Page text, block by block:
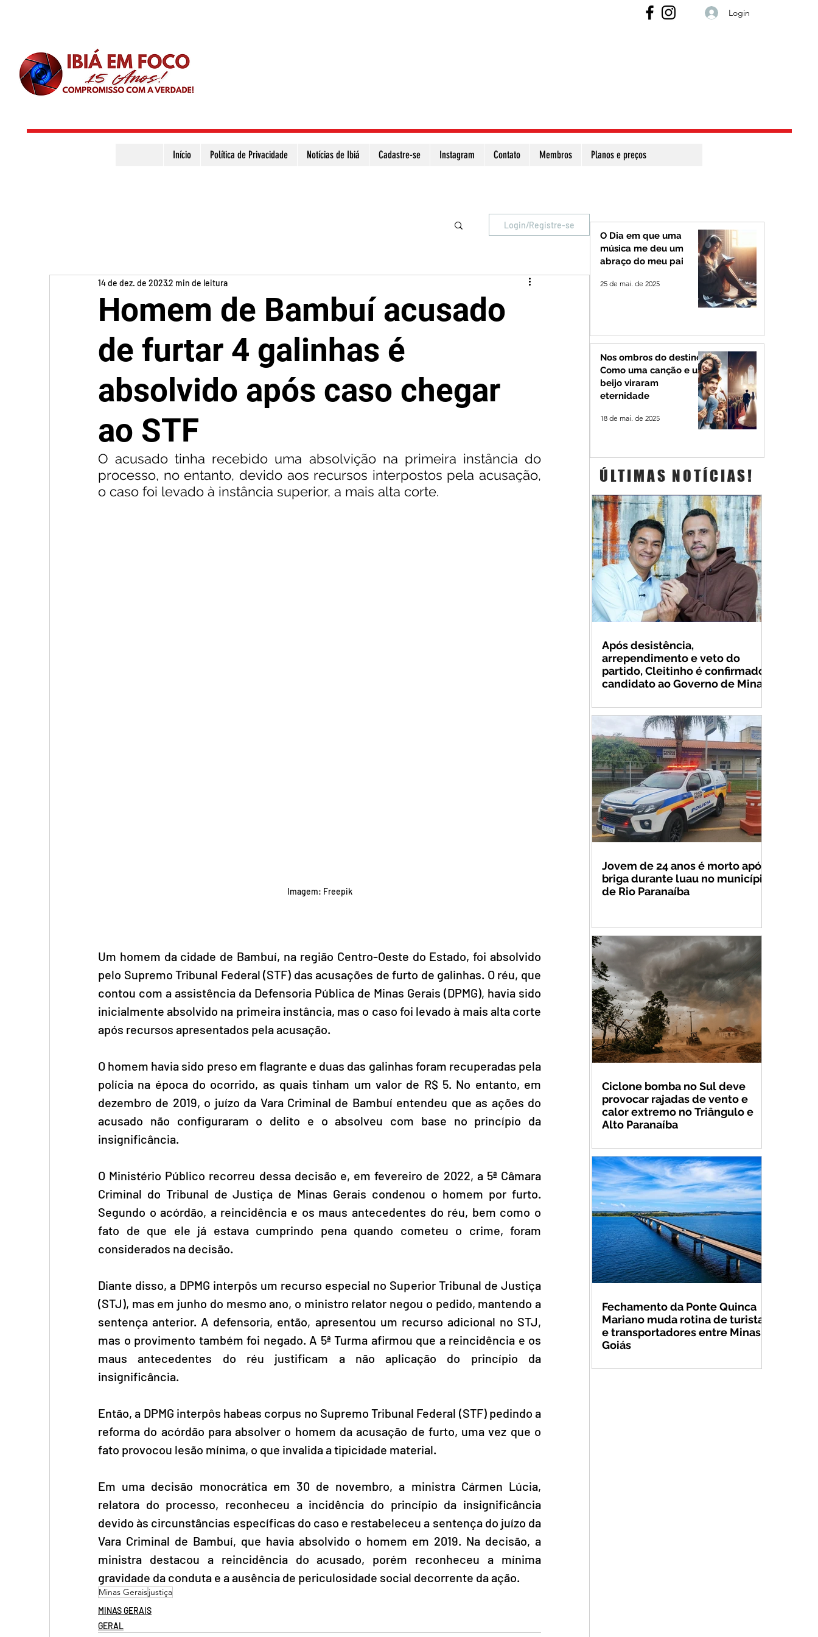
Login
Início Política de Privacidade Notícias de Ibiá Cadastre-se Instagram Contato Membros Planos e preços
Login/Registre-se
Homem de Bambuí acusado
de furtar 4 galinhas é
absolvido após caso chegar
ao STF
14 de dez. de 20232 min de leitura
O acusado tinha recebido uma absolvição na primeira instância do
processo, no entanto, devido aos recursos interpostos pela acusação,
o caso foi levado à instância superior, a mais alta corte.
Imagem: Freepik
Um homem da cidade de Bambuí, na região Centro-Oeste do Estado, foi absolvido
pelo Supremo Tribunal Federal (STF) das acusações de furto de galinhas. O réu, que
contou com a assistência da Defensoria Pública de Minas Gerais (DPMG), havia sido
inicialmente absolvido na primeira instância, mas o caso foi levado à mais alta corte
após recursos apresentados pela acusação.
O homem havia sido preso em flagrante e duas das galinhas foram recuperadas pela
polícia na época do ocorrido, as quais tinham um valor de R$ 5. No entanto, em
dezembro de 2019, o juízo da Vara Criminal de Bambuí entendeu que as ações do
acusado não configuraram o delito e o absolveu com base no princípio da
insignificância.
O Ministério Público recorreu dessa decisão e, em fevereiro de 2022, a 5ª Câmara
Criminal do Tribunal de Justiça de Minas Gerais condenou o homem por furto.
Segundo o acórdão, a reincidência e os maus antecedentes do réu, bem como o
fato de que ele já estava cumprindo pena quando cometeu o crime, foram
considerados na decisão.
Diante disso, a DPMG interpôs um recurso especial no Superior Tribunal de Justiça
(STJ), mas em junho do mesmo ano, o ministro relator negou o pedido, mantendo a
sentença anterior. A defensoria, então, apresentou um recurso adicional no STJ,
mas o provimento também foi negado. A 5ª Turma afirmou que a reincidência e os
maus antecedentes do réu justificam a não aplicação do princípio da
insignificância.
Então, a DPMG interpôs habeas corpus no Supremo Tribunal Federal (STF) pedindo a
reforma do acórdão para absolver o homem da acusação de furto, uma vez que o
fato provocou lesão mínima, o que invalida a tipicidade material.
Em uma decisão monocrática em 30 de novembro, a ministra Cármen Lúcia,
relatora do processo, reconheceu a incidência do princípio da insignificância
devido às circunstâncias específicas do caso e restabeleceu a sentença do juízo da
Vara Criminal de Bambuí, que havia absolvido o homem em 2019. Na decisão, a
ministra destacou a reincidência do acusado, porém reconheceu a mínima
gravidade da conduta e a ausência de periculosidade social decorrente da ação.
Minas Geraisjustiça
MINAS GERAIS
GERAL
O Dia em que uma
música me deu um
abraço do meu pai
25 de mai. de 2025
Nos ombros do destino:
Como uma canção e um
beijo viraram
eternidade
18 de mai. de 2025
ÚLTIMAS NOTÍCIAS!
Após desistência,
arrependimento e veto do
partido, Cleitinho é confirmado
candidato ao Governo de Minas
Jovem de 24 anos é morto após
briga durante luau no município
de Rio Paranaíba
Ciclone bomba no Sul deve
provocar rajadas de vento e
calor extremo no Triângulo e
Alto Paranaíba
Fechamento da Ponte Quinca
Mariano muda rotina de turistas
e transportadores entre Minas e
Goiás